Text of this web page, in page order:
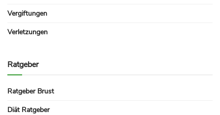
Vergiftungen
Verletzungen
Ratgeber
Ratgeber Brust
Diät Ratgeber